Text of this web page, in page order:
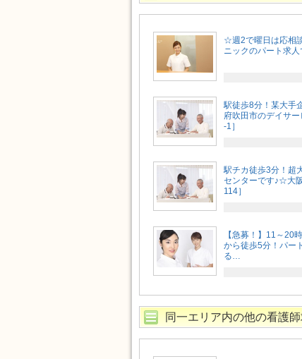
☆週2で曜日は応相
ニックのパート求人
駅徒歩8分！某大手
府吹田市のデイサ
-1］
駅チカ徒歩3分！超
センターです♪☆大
114］
【急募！】11～20
から徒歩5分！パー
る…
同一エリア内の他の看護師